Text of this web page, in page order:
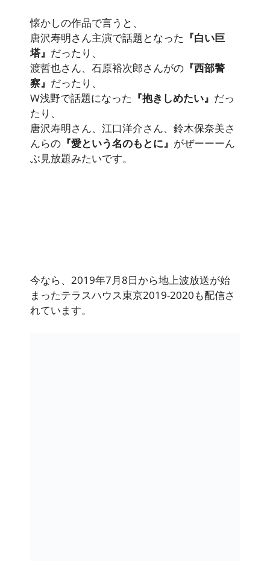
懐かしの作品で言うと、
唐沢寿明さん主演で話題となった 『白い巨
塔』 だったり、
渡哲也さん、石原裕次郎さんがの 『西部警
察』 だったり、
W浅野で話題になった 『抱きしめたい』 だっ
たり、
唐沢寿明さん、江口洋介さん、鈴木保奈美さ
んらの 『愛という名のもとに』 がぜーーーん
ぶ見放題みたいです。
今なら、2019年7月8日から地上波放送が始
まったテラスハウス東京2019-2020も配信さ
れています。